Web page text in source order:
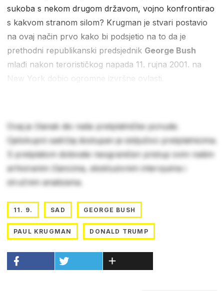
sukoba s nekom drugom državom, vojno konfrontirao
s kakvom stranom silom? Krugman je stvari postavio
na ovaj način prvo kako bi podsjetio na to da je
prethodni republikanski predsjednik George Bush
mlađi nakon terorističkog napada 11. rujna 2001. na
New York dobio ogromne izvršne ovlasti.
Ovaj je članak dio naše pretplatničke ponude.
Cjelokupni sadržaj dostupan je isključivo pretplatnicima.
S pretplatom dobivate neograničen pristup svim našim
arhiviranim člancima, ekskluzivnim intervjuima i
stručnim analizama.
11. 9. SAD GEORGE BUSH
PAUL KRUGMAN DONALD TRUMP